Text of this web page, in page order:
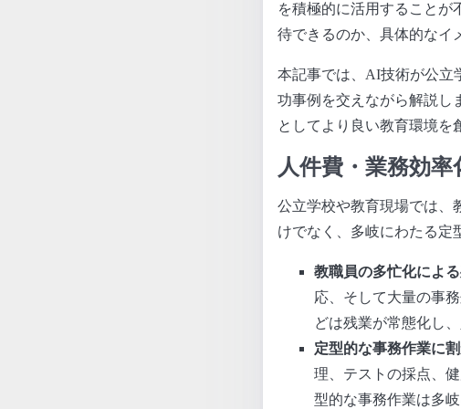
を積極的に活用することが
待できるのか、具体的なイ
本記事では、AI技術が公立
功事例を交えながら解説し
としてより良い教育環境を
人件費・業務効率
公立学校や教育現場では、
けでなく、多岐にわたる定
教職員の多忙化によ
応、そして大量の事
どは残業が常態化し
定型的な事務作業に
理、テストの採点、
型的な事務作業は多